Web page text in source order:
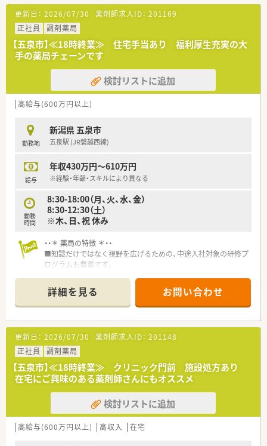
【求人情報について】
■年収は600万円スタートの高待遇であり、初年度から満額を受
け取れる年俸制を採用しています。
■住宅手当は全額会社負担となっており、県内にお住まいの方も
支給対象となる非常に手厚い制度です。
■年1回1万円の昇給実績があり、年間で12万円のベースアップ
が見込めるためモチベーションに繋がります。
【想定されるキャリアイメージ】
■経営者である薬剤師から直接指導を受けることができ、経営視
■実務経験だけでなく幅広い知識を習得できるため、将来的には
管理職として活躍することも可能です。
■新規出店にも意欲的な企業であるため、新店舗の立ち上げなど
【こんな取り組みをしています】
交流と知識の向上を図っています。
■社外講師を招いての研修などもあり、最新の医療情報やスキル
を学ぶ機会が定期的に設けられています。
ながらチームワークを高めています。
更新日： 2026/07/30 薬剤師求人ID： 201169
正社員
調剤薬局
【五泉市】≪18時終業≫ 住宅手当あり 福利厚生充実の大
手の薬局チェーンです
検討リストに追加
高給与(600万円以上)
勤務地
新潟県 五泉市
五泉駅 (JR磐越西線)
給与
年収430万円～610万円
※経験・年齢・スキルにより異なる
勤務
時間
8:30-18:00（月、火、水、金）
8:30-12:30（土）
※木、日、祝 休み
・・＊ 薬局の特徴 ＊・・
■知識だけではなく視野を広げるための、中途入社対象の研修プ
ログラムも豊富です。
■チームワークの「輪」を大切にする社風のあたたかい薬局で
す。
「人」が自慢の職場です。
■研修プログラムの一環として海外研修制度もございます。
詳細を見る お問い合わせ
更新日： 2026/07/30 薬剤師求人ID： 201148
正社員
調剤薬局
【五泉市】≪18時終業≫ クリニック門前 施設処方あり
在宅にご興味のある薬剤師さんにもオススメ
検討リストに追加
高給与(600万円以上) 高収入 在宅